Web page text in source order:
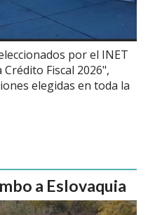
por el INET
Fiscal 2026",
elegidas en toda la
a Eslovaquia